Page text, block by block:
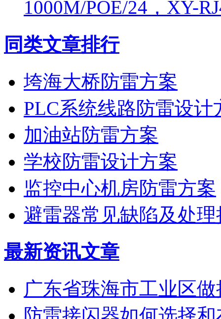
1000M/POE/24，XY-
同类文章排行
垮海大桥防雷方案
PLC系统线路防雷设计
加油站防雷方案
学校防雷设计方案
监控中心机房防雷方案
避雷器常见缺陷及处理
最新资讯文章
广东省珠海市工业区